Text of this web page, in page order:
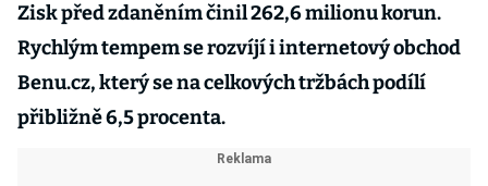
Zisk před zdaněním činil 262,6 milionu korun.
Rychlým tempem se rozvíjí i internetový obchod
Benu.cz, který se na celkových tržbách podílí
přibližně 6,5 procenta.